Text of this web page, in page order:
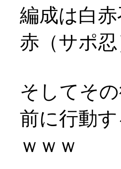
編成は白赤
赤（サポ
そしてそ
前に行動
ｗｗｗ